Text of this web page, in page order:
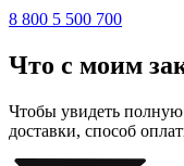
8 800 5 500 700
Что с моим
Чтобы увидеть
доставки, способ